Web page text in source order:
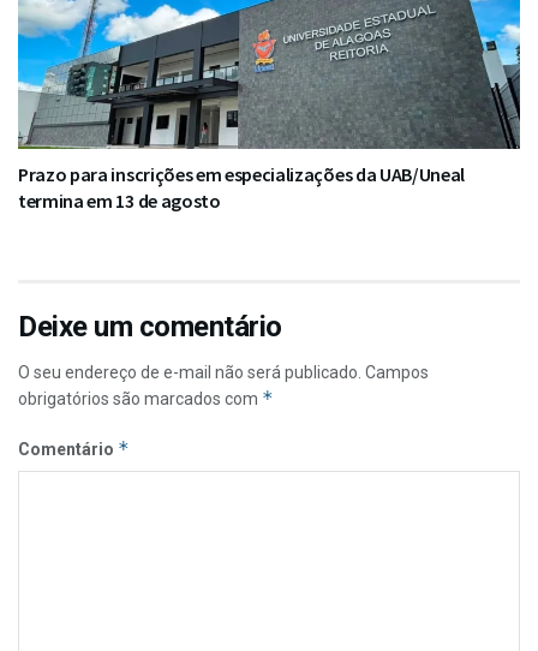
Prazo para inscrições em especializações da UAB/Uneal
termina em 13 de agosto
Deixe um comentário
O seu endereço de e-mail não será publicado. Campos
obrigatórios são marcados com *
Comentário *